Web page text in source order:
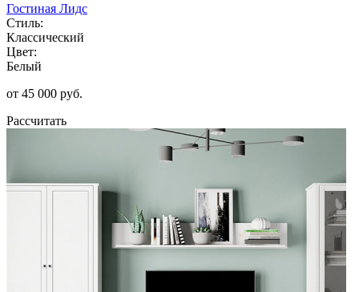
Гостиная Лидс
Стиль:
Классический
Цвет:
Белый
от 45 000 руб.
Рассчитать